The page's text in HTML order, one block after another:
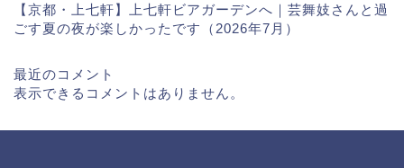
【京都・上七軒】上七軒ビアガーデンへ｜芸舞妓さんと過
ごす夏の夜が楽しかったです（2026年7月）
最近のコメント
表示できるコメントはありません。